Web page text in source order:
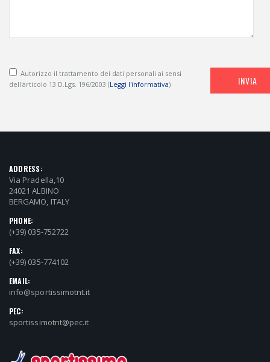
Autorizzo il trattamento dei dati personali ai sensi
dell'articolo 13 D.Lgs. 196/2003 (Leggi l'informativa) INVIA
ADDRESS:
Via Pradella,10
24021 ALBINO
BERGAMO, ITALY
PHONE:
(+39) 035-752722
FAX:
(+39) 035-774102
EMAIL:
info@sportissimotnt.it
PEC:
sportissimotnt@pec.it